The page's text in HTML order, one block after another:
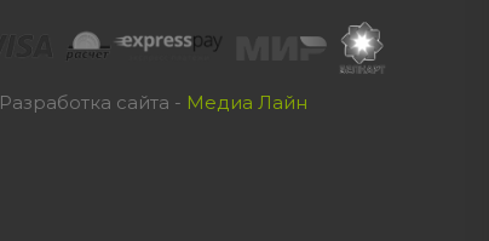
Разработка сайта - Медиа Лайн